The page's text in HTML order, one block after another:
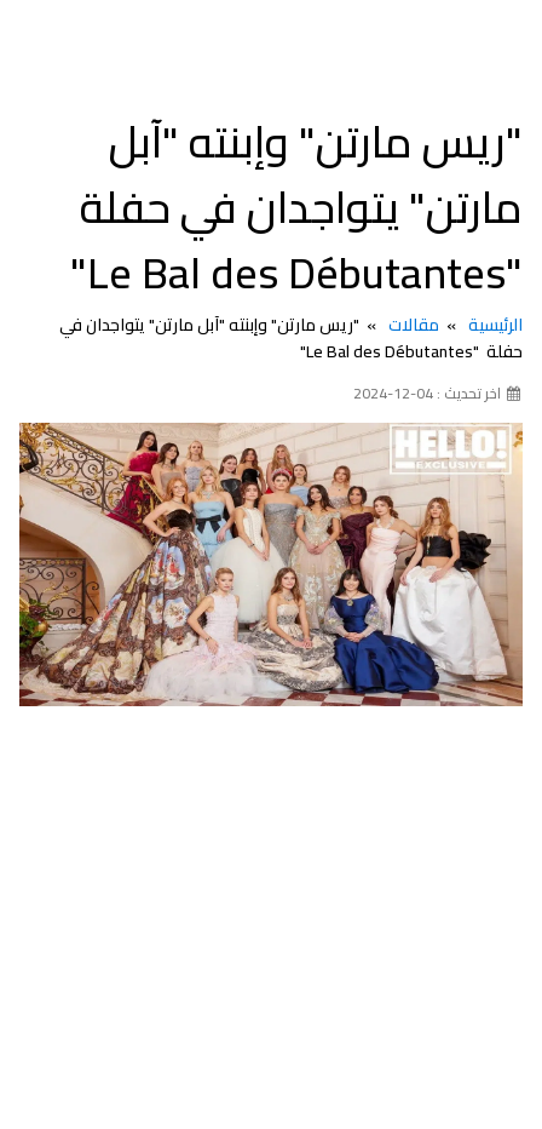
"ريس مارتن" وإبنته "آبل
مارتن" يتواجدان في حفلة
"Le Bal des Débutantes"
الرئيسية مقالات
"ريس مارتن" وإبنته "آبل مارتن" يتواجدان في
حفلة "Le Bal des Débutantes"
اخر تحديث : 04-12-2024